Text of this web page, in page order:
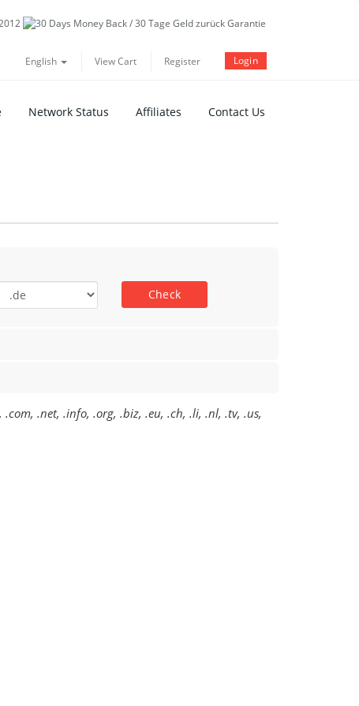
English View Cart Register Login
Network Status Affiliates Contact Us
Check
.net, .info, .org, .biz, .eu, .ch, .li, .nl, .tv, .us,